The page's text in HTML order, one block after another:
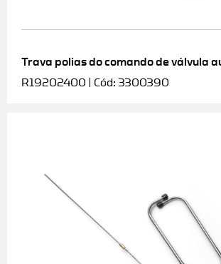
Trava polias do comando de válvula
R19202400 | Cód: 3300390